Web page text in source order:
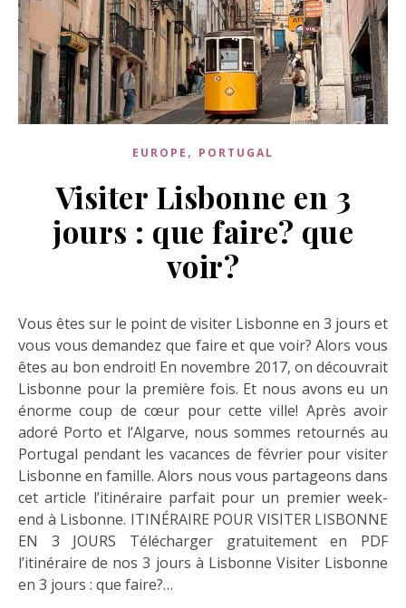
EUROPE , PORTUGAL
Visiter Lisbonne en 3
jours : que faire? que
voir?
Vous êtes sur le point de visiter Lisbonne en 3 jours et
vous vous demandez que faire et que voir? Alors vous
êtes au bon endroit! En novembre 2017, on découvrait
Lisbonne pour la première fois. Et nous avons eu un
énorme coup de cœur pour cette ville! Après avoir
adoré Porto et l’Algarve, nous sommes retournés au
Portugal pendant les vacances de février pour visiter
Lisbonne en famille. Alors nous vous partageons dans
cet article l’itinéraire parfait pour un premier week-
end à Lisbonne. ITINÉRAIRE POUR VISITER LISBONNE
EN 3 JOURS Télécharger gratuitement en PDF
l’itinéraire de nos 3 jours à Lisbonne Visiter Lisbonne
en 3 jours : que faire?…